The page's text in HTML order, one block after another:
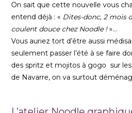
On sait que cette nouvelle vous
entend déjà : « Dites-donc, 2 mois
coulent douce chez Noodle !»…
Vous auriez tort d’être aussi
seulement passer l’été à se faire
des spritz et mojitos à gogo sur
de Navarre, on va surtout